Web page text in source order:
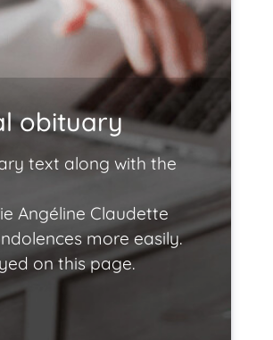
obituary
text along with the
Angéline Claudette
more easily.
on this page.